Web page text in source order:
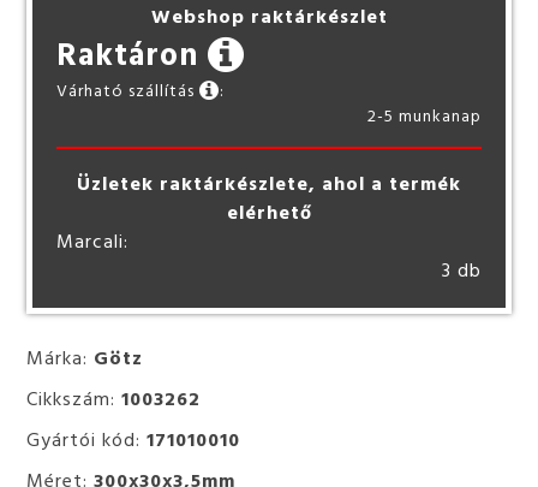
Márka: Götz
Cikkszám:1003262
Gyártói kód:171010010
Méret:300x30x3,5mm
Webshop raktárkészlet
Raktáron
Várható szállítás
:
2-5 munkanap
Üzletek raktárkészlete, ahol a termék
elérhető
Marcali:
3 db